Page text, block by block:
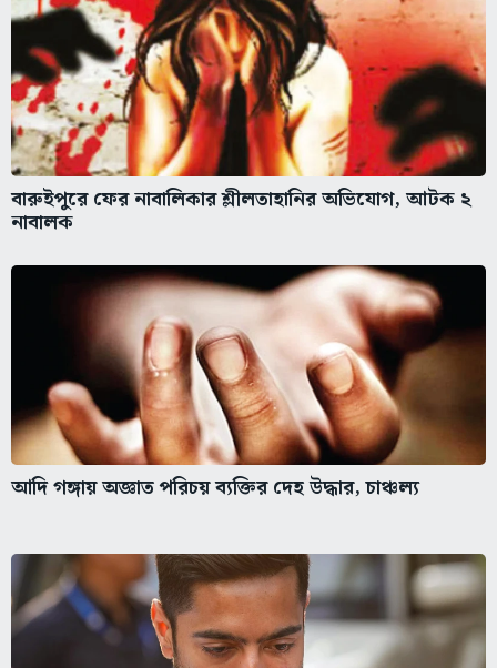
বারুইপুরে ফের নাবালিকার শ্লীলতাহানির অভিযোগ, আটক ২
নাবালক
আদি গঙ্গায় অজ্ঞাত পরিচয় ব্যক্তির দেহ উদ্ধার, চাঞ্চল্য